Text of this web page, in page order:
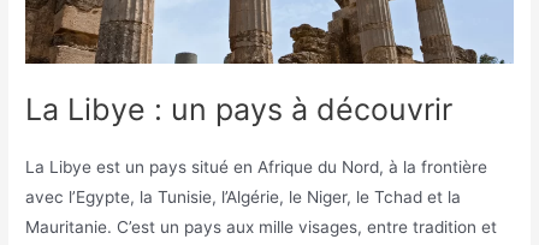
La Libye : un pays à découvrir
La Libye est un pays situé en Afrique du Nord, à la frontière
avec l’Egypte, la Tunisie, l’Algérie, le Niger, le Tchad et la
Mauritanie. C’est un pays aux mille visages, entre tradition et